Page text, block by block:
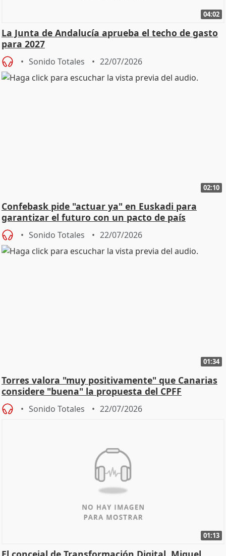
04:02
La Junta de Andalucía aprueba el techo de gasto
para 2027
Sonido Totales 22/07/2026
02:10
Confebask pide "actuar ya" en Euskadi para
garantizar el futuro con un pacto de país
Sonido Totales 22/07/2026
01:34
Torres valora "muy positivamente" que Canarias
considere "buena" la propuesta del CPFF
Sonido Totales 22/07/2026
01:13